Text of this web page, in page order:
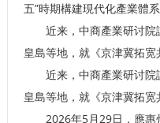
五”時期構建現代化產業體
近来，中商產業研讨院
皇島等地，就《京津冀拓
近来，中商產業研讨院
皇島等地，就《京津冀拓
2026年5月29日，應惠